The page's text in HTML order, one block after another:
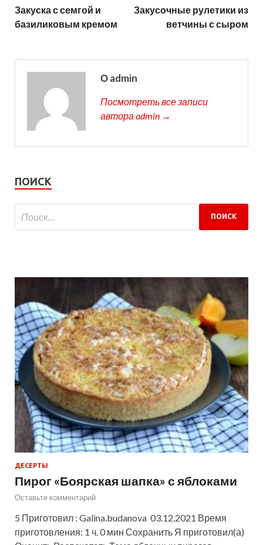
Закуска с семгой и
базиликовым кремом
Закусочные рулетики из
ветчины с сыром
О admin
Посмотреть все записи
автора admin →
ПОИСК
ДЕСЕРТЫ
Пирог «Боярская шапка» с яблоками
Оставьте комментарий
5 Приготовил : Galina.budanova 03.12.2021 Время
приготовления: 1 ч. 0 мин Сохранить Я приготовил(а)